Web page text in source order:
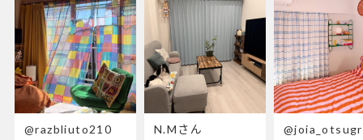
@razbliuto210
N.Mさん